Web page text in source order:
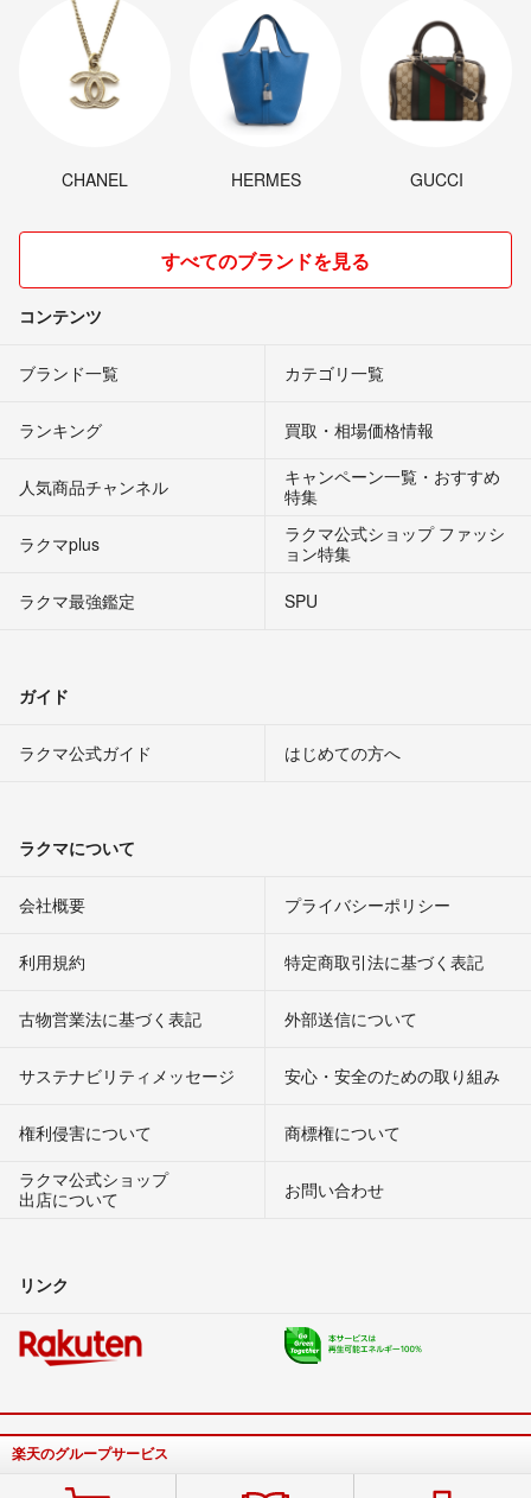
CHANEL HERMES GUCCI
すべてのブランドを見る
コンテンツ
ブランド一覧 カテゴリ一覧
ランキング 買取・相場価格情報
人気商品チャンネル
キャンペーン一覧・おすすめ
特集
ラクマplus
ラクマ公式ショップ ファッシ
ョン特集
ラクマ最強鑑定
SPU
ガイド
ラクマ公式ガイド はじめての方へ
ラクマについて
会社概要 プライバシーポリシー
利用規約 特定商取引法に基づく表記
古物営業法に基づく表記 外部送信について
サステナビリティメッセージ 安心・安全のための取り組み
権利侵害について
商標権について
ラクマ公式ショップ
出店について
お問い合わせ
リンク
楽天のグループサービス